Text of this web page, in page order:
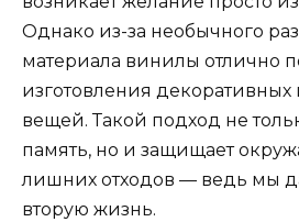
Однако из-за необычного
материала винилы отлично
изготовления декоративных
вещей. Такой подход не
память, но и защищает
лишних отходов — ведь мы
вторую жизнь.